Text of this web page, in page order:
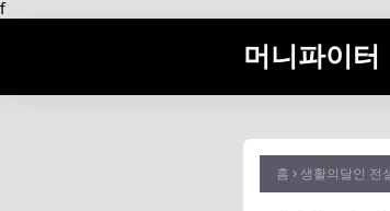
f
머니파이터
홈 생활의달인 전